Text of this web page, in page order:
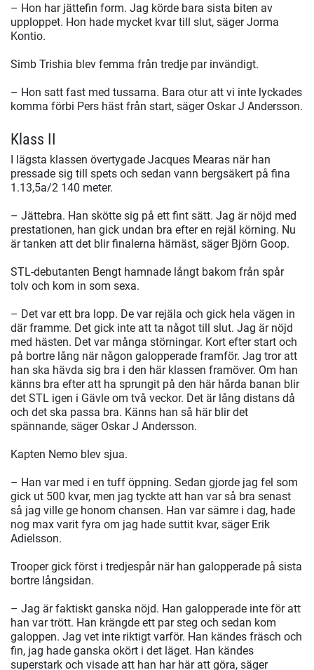
– Hon har jättefin form. Jag körde bara sista biten av
upploppet. Hon hade mycket kvar till slut, säger Jorma
Kontio.
Simb Trishia blev femma från tredje par invändigt.
– Hon satt fast med tussarna. Bara otur att vi inte lyckades
komma förbi Pers häst från start, säger Oskar J Andersson.
Klass II
I lägsta klassen övertygade Jacques Mearas när han
pressade sig till spets och sedan vann bergsäkert på fina
1.13,5a/2 140 meter.
– Jättebra. Han skötte sig på ett fint sätt. Jag är nöjd med
prestationen, han gick undan bra efter en rejäl körning. Nu
är tanken att det blir finalerna härnäst, säger Björn Goop.
STL-debutanten Bengt hamnade långt bakom från spår
tolv och kom in som sexa.
– Det var ett bra lopp. De var rejäla och gick hela vägen in
där framme. Det gick inte att ta något till slut. Jag är nöjd
med hästen. Det var många störningar. Kort efter start och
på bortre lång när någon galopperade framför. Jag tror att
han ska hävda sig bra i den här klassen framöver. Om han
känns bra efter att ha sprungit på den här hårda banan blir
det STL igen i Gävle om två veckor. Det är lång distans då
och det ska passa bra. Känns han så här blir det
spännande, säger Oskar J Andersson.
Kapten Nemo blev sjua.
– Han var med i en tuff öppning. Sedan gjorde jag fel som
gick ut 500 kvar, men jag tyckte att han var så bra senast
så jag ville ge honom chansen. Han var sämre i dag, hade
nog max varit fyra om jag hade suttit kvar, säger Erik
Adielsson.
Trooper gick först i tredjespår när han galopperade på sista
bortre långsidan.
– Jag är faktiskt ganska nöjd. Han galopperade inte för att
han var trött. Han krängde ett par steg och sedan kom
galoppen. Jag vet inte riktigt varför. Han kändes fräsch och
fin, jag hade ganska okört i det läget. Han kändes
superstark och visade att han har här att göra, säger